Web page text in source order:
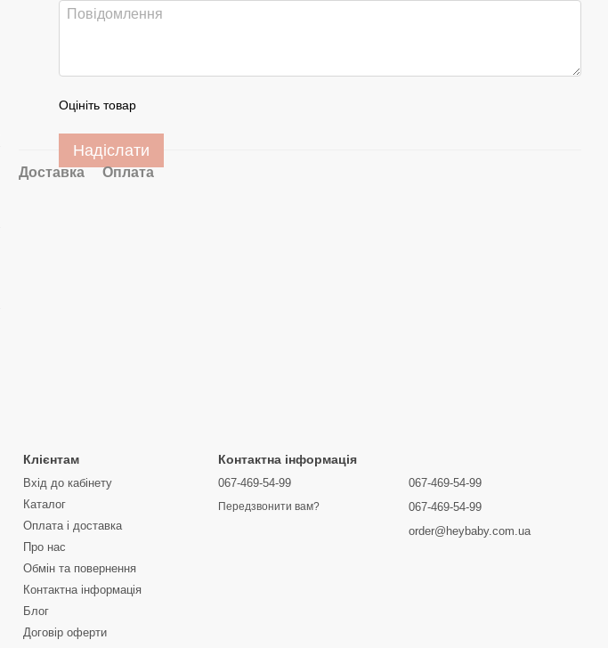
Оцініть товар
Надіслати
Доставка Оплата
Клієнтам
Вхід до кабінету
Каталог
Оплата і доставка
Про нас
Обмін та повернення
Контактна інформація
Блог
Договір оферти
Контактна інформація
067-469-54-99
Передзвонити вам?
067-469-54-99
067-469-54-99
order@heybaby.com.ua